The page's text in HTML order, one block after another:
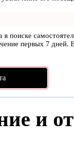
в поиске
первых 7
и